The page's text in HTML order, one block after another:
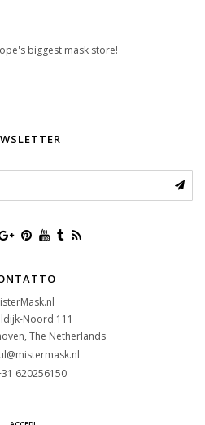
biggest mask store!
Noord 111
The Netherlands
620256150